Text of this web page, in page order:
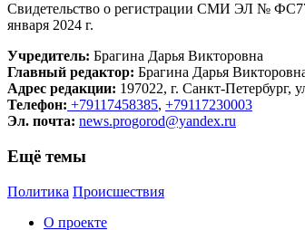
Свидетельство о регистрации СМИ ЭЛ №
января 2024 г.
Учредитель: Брагина Дарья Викторовна
Главный редактор: Брагина Дарья
Адрес редакции: 197022, г. Санкт-
Телефон: +79117458385, +79117230003
Эл. почта: news.progorod@yandex.ru
Ещё темы
Политика Происшествия
О проекте